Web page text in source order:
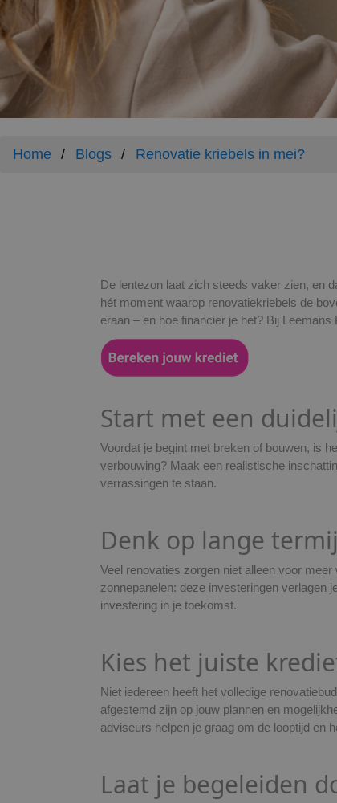
Home Blogs Renovatie kriebels in mei?
De lentezon laat zich steeds vaker zien, en
hét moment waarop renovatiekriebels de
eraan – en hoe financier je het? Bij
Start met een
Voordat je begint met breken of bouwen, is
verbouwing? Maak een realistische
verrassingen te staan.
Denk op lange
Veel renovaties zorgen niet alleen voor
zonnepanelen: deze investeringen verlagen
investering in je toekomst.
Kies het juiste
Niet iedereen heeft het volledige
afgestemd zijn op jouw plannen en
adviseurs helpen je graag om de looptijd en
Laat je begeleiden